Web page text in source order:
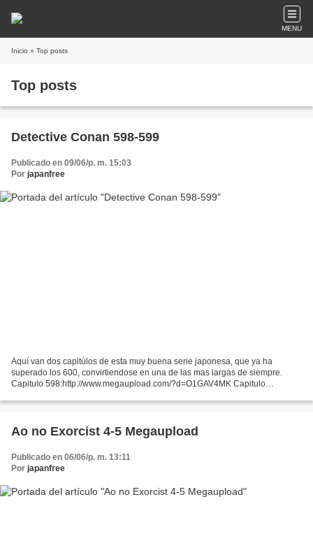
MENU
Inicio » Top posts
Top posts
Detective Conan 598-599
Publicado en 09/06/p. m. 15:03
Por japanfree
Aquí van dos capitúlos de esta muy buena serie japonesa, que ya ha
superado los 600, convirtiendose en una de las mas largas de siempre.
Capitulo 598:http://www.megaupload.com/?d=O1GAV4MK Capitulo
Ao no Exorcist 4-5 Megaupload
Publicado en 06/06/p. m. 13:11
Por japanfree